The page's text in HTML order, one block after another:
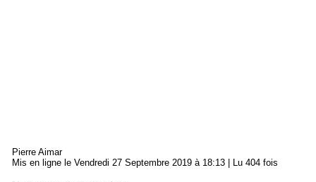
Pierre Aimar
Mis en ligne le Vendredi 27 Septembre 2019 à 18:13 | Lu 404 fois